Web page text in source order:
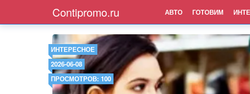
Contipromo.ru АВТО ГОТОВИМ
ИНТЕРЕСНОЕ
2026-06-08
ПРОСМОТРОВ: 100